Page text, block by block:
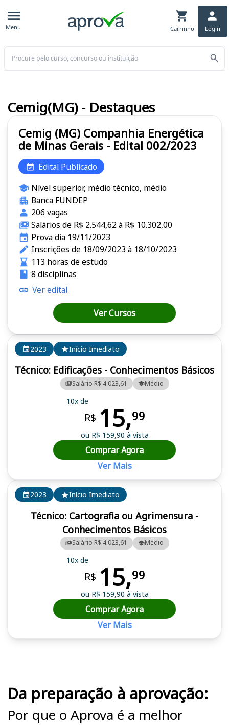
Menu Carrinho Login
Buscar
2023 Início Imediato
Técnico: Cartografia ou Agrimensura -
Conhecimentos Básicos
Salário R$ 4.023,61 Médio
10x de
R$ 15,99
ou R$ 159,90 à vista
Comprar Agora
Ver Mais
2023 Início Imediato
Técnico: Edificações - Conhecimentos Básicos
Salário R$ 4.023,61 Médio
10x de
R$ 15,99
ou R$ 159,90 à vista
Comprar Agora
Ver Mais
Cemig (MG) Companhia Energética
de Minas Gerais - Edital 002/2023
Edital Publicado
Nível superior, médio técnico, médio
Banca FUNDEP
206 vagas
Salários de R$ 2.544,62 à R$ 10.302,00
Prova dia 19/11/2023
Inscrições de 18/09/2023 à 18/10/2023
113 horas de estudo
8 disciplinas
Ver edital
Ver Cursos
Cemig(MG) - Destaques
Da preparação à aprovação:
Por que o Aprova é a melhor